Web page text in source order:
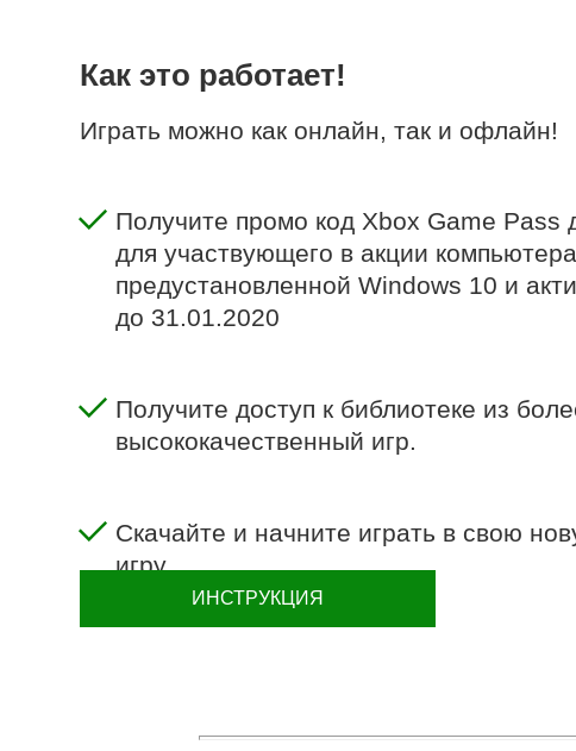
Как это работает!
Играть можно как онлайн, так и офлайн!
Получите промо код Xbox Game Pass
для участвующего в акции
предустановленной Windows 10 и
до 31.01.2020
Получите доступ к библиотеке из
высококачественный игр.
Скачайте и начните играть в свою
игру.
ИНСТРУКЦИЯ